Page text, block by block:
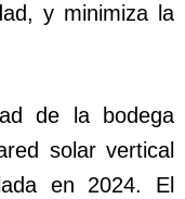
y minimiza la
de la bodega
solar vertical
en 2024. El